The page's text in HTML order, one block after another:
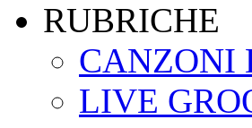
RUBRICHE
CANZONI
LIVE